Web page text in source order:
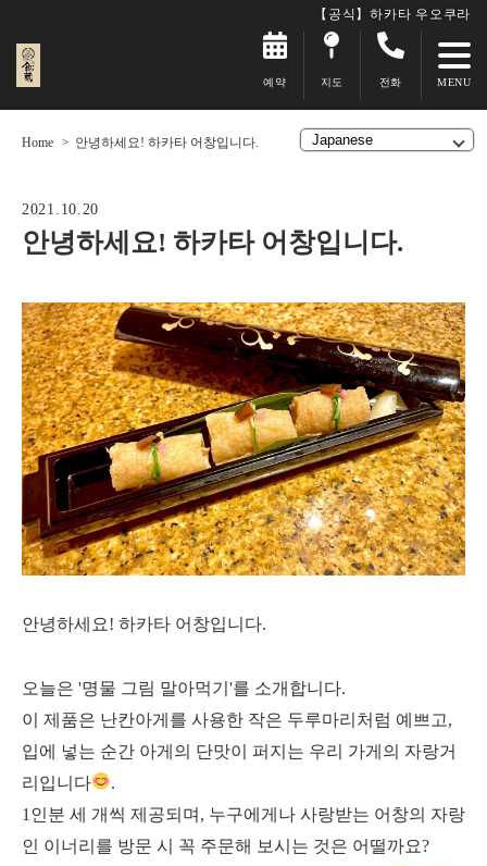
【공식】하카타 우오쿠라
예약 지도 전화
Home 안녕하세요! 하카타 어창입니다.
2021.10.20
안녕하세요! 하카타 어창입니다.
안녕하세요! 하카타 어창입니다.
오늘은 '명물 그림 말아먹기'를 소개합니다.
이 제품은 난칸아게를 사용한 작은 두루마리처럼 예쁘고,
입에 넣는 순간 아게의 단맛이 퍼지는 우리 가게의 자랑거
리입니다
.
1인분 세 개씩 제공되며, 누구에게나 사랑받는 어창의 자랑
인 이너리를 방문 시 꼭 주문해 보시는 것은 어떨까요?